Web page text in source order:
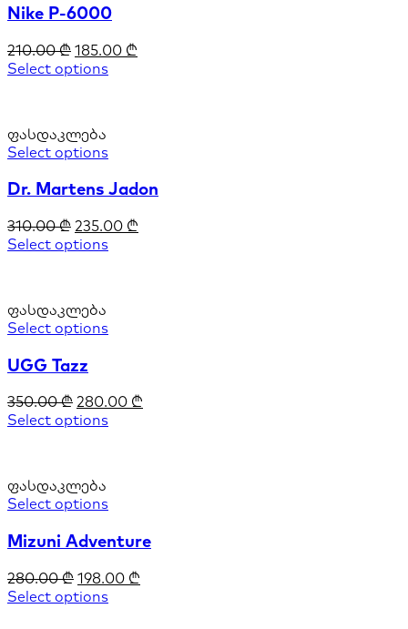
Nike P-6000
210.00₾ 185.00 ₾
Select options
ფასდაკლება
Select options
Dr. Martens Jadon
310.00₾ 235.00 ₾
Select options
ფასდაკლება
Select options
UGG Tazz
350.00₾ 280.00 ₾
Select options
ფასდაკლება
Select options
Mizuni Adventure
280.00₾ 198.00 ₾
Select options